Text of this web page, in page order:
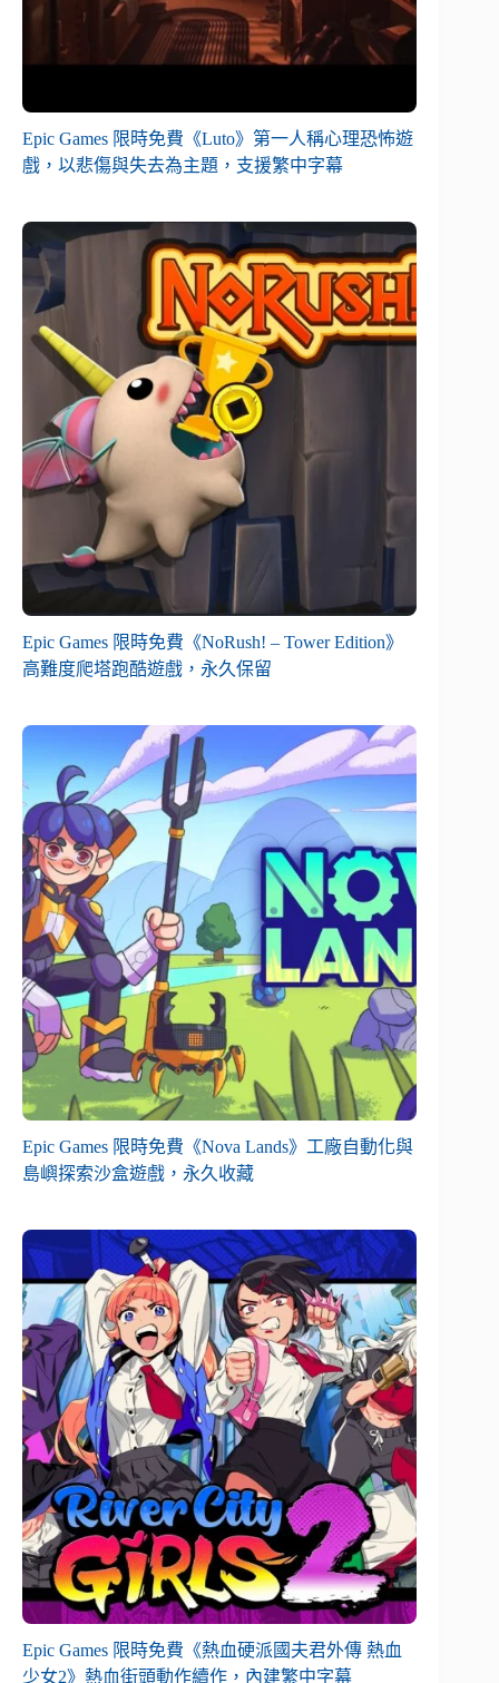
Epic Games 限時免費《Luto》第一人稱心理恐怖遊
戲，以悲傷與失去為主題，支援繁中字幕
Epic Games 限時免費《NoRush! – Tower Edition》
高難度爬塔跑酷遊戲，永久保留
Epic Games 限時免費《Nova Lands》工廠自動化與
島嶼探索沙盒遊戲，永久收藏
Epic Games 限時免費《熱血硬派國夫君外傳 熱血
少女2》熱血街頭動作續作，內建繁中字幕